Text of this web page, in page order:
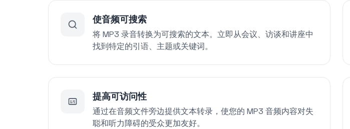
使音频可搜索
将 MP3 录音转换为可搜索的文本。立即从会议、访谈和讲座中
找到特定的引语、主题或关键词。
提高可访问性
通过在音频文件旁边提供文本转录，使您的 MP3 音频内容对失
聪和听力障碍的受众更加友好。